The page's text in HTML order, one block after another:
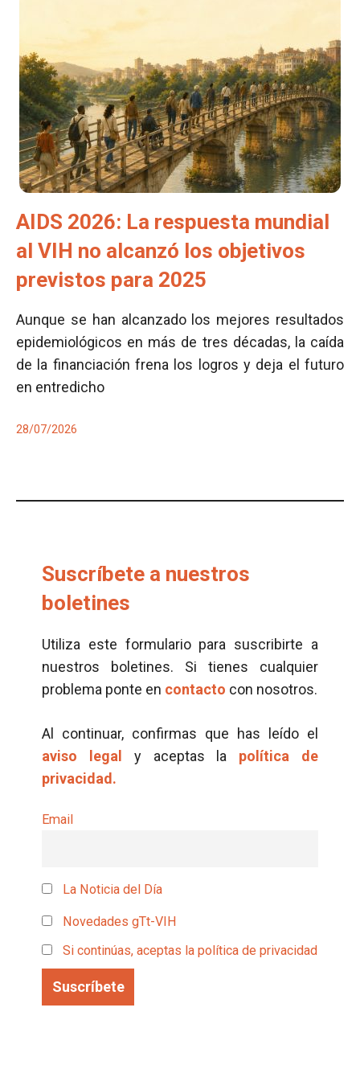
AIDS 2026: La respuesta mundial
al VIH no alcanzó los objetivos
previstos para 2025
Aunque se han alcanzado los mejores resultados
epidemiológicos en más de tres décadas, la caída
de la financiación frena los logros y deja el futuro
en entredicho
28/07/2026
Suscríbete a nuestros
boletines
Utiliza este formulario para suscribirte a
nuestros boletines. Si tienes cualquier
problema ponte en contacto con nosotros.
Al continuar, confirmas que has leído el
aviso legal
y aceptas la política de
privacidad.
Email
La Noticia del Día
Novedades gTt-VIH
Si continúas, aceptas la política de privacidad